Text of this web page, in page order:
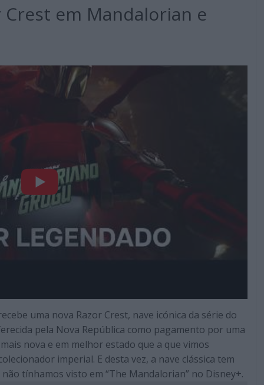
Crest em Mandalorian e
uma nova Razor Crest, nave icónica da série do
pela Nova República como pagamento por uma
nova e em melhor estado que a que vimos
imperial. E desta vez, a nave clássica tem
tínhamos visto em “The Mandalorian” no Disney+.